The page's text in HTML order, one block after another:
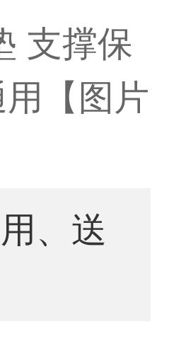
支撑保
【图片
、送